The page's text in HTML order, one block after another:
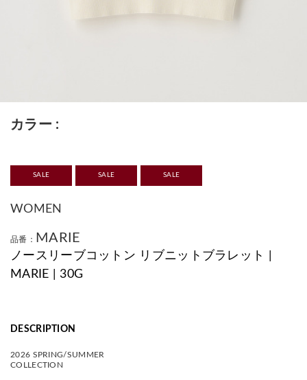
カラー
SALE SALE SALE
WOMEN
品番： MARIE
ノースリーブコットン リブニットブラレット |
MARIE | 30G
DESCRIPTION
2026 SPRING/SUMMER
COLLECTION